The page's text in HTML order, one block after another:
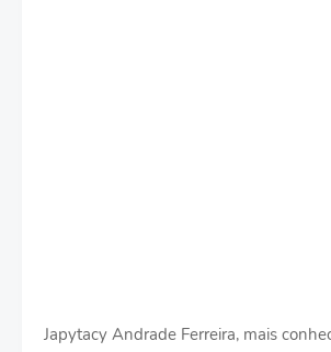
Japytacy Andrade Ferreira, mais